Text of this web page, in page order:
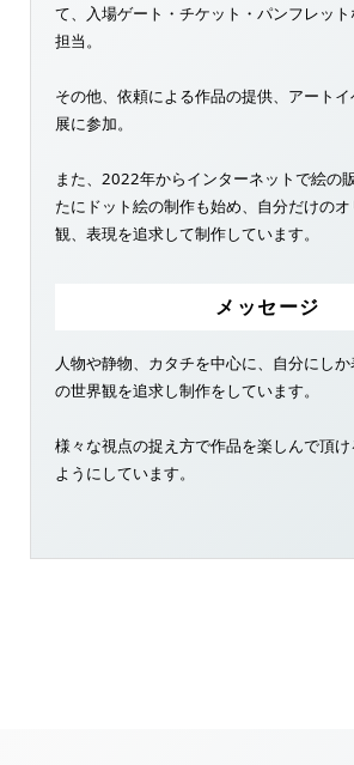
て、入場ゲート・チケット・パンフレッ
担当。
その他、依頼による作品の提供、アート
展に参加。
また、2022年からインターネットで絵の
たにドット絵の制作も始め、自分だけの
観、表現を追求して制作しています。
メッセージ
人物や静物、カタチを中心に、自分にし
の世界観を追求し制作をしています。
様々な視点の捉え方で作品を楽しんで頂け
ようにしています。